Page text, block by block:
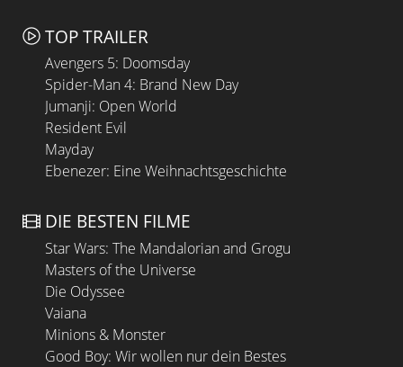
TOP TRAILER
Avengers 5: Doomsday
Spider-Man 4: Brand New Day
Jumanji: Open World
Resident Evil
Mayday
Ebenezer: Eine Weihnachtsgeschichte
DIE BESTEN FILME
Star Wars: The Mandalorian and Grogu
Masters of the Universe
Die Odyssee
Vaiana
Minions & Monster
Good Boy: Wir wollen nur dein Bestes